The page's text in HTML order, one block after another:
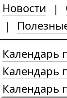
Новости |
|
Календарь
Календарь
Календарь